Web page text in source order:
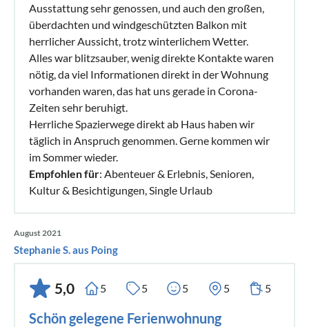
Ausstattung sehr genossen, und auch den großen,
überdachten und windgeschützten Balkon mit
herrlicher Aussicht, trotz winterlichem Wetter.
Alles war blitzsauber, wenig direkte Kontakte waren
nötig, da viel Informationen direkt in der Wohnung
vorhanden waren, das hat uns gerade in Corona-
Zeiten sehr beruhigt.
Herrliche Spazierwege direkt ab Haus haben wir
täglich in Anspruch genommen. Gerne kommen wir
im Sommer wieder.
Empfohlen für: Abenteuer & Erlebnis, Senioren,
Kultur & Besichtigungen, Single Urlaub
August 2021
Stephanie S. aus Poing
5,0 5 5 5 5 5
Schön gelegene Ferienwohnung